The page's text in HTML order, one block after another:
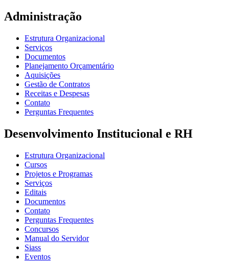
Administração
Estrutura Organizacional
Serviços
Documentos
Planejamento Orçamentário
Aquisições
Gestão de Contratos
Receitas e Despesas
Contato
Perguntas Frequentes
Desenvolvimento Institucional e RH
Estrutura Organizacional
Cursos
Projetos e Programas
Serviços
Editais
Documentos
Contato
Perguntas Frequentes
Concursos
Manual do Servidor
Siass
Eventos